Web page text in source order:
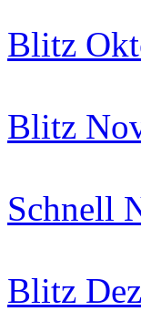
Blitz
Blitz
Schnell
Blitz